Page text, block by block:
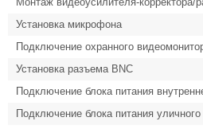
Установка микрофона
Подключение охранного
Установка разъема BNC
Подключение блока питания
Подключение блока питания уличного